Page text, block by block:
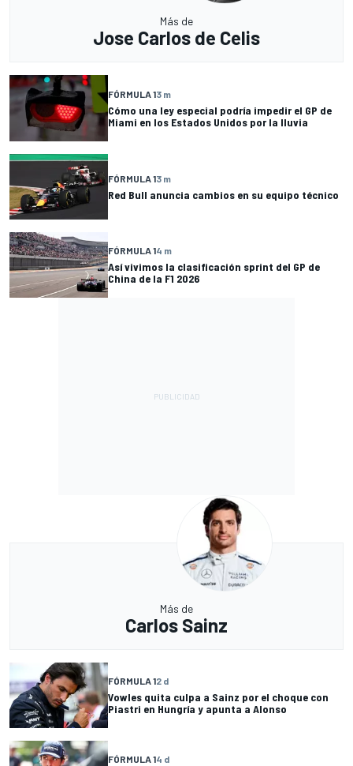
Más de
Jose Carlos de Celis
FÓRMULA 13 m
Cómo una ley especial podría impedir el GP de
Miami en los Estados Unidos por la lluvia
FÓRMULA 13 m
Red Bull anuncia cambios en su equipo técnico
FÓRMULA 14 m
Así vivimos la clasificación sprint del GP de
China de la F1 2026
Más de
Carlos Sainz
FÓRMULA 12 d
Vowles quita culpa a Sainz por el choque con
Piastri en Hungría y apunta a Alonso
FÓRMULA 14 d